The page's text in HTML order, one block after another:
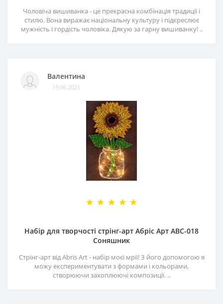
Чоловіча вишиванка - це прекрасна комбінація традиції і
стилю. Вона виражає національну культуру і підкреслює
мужність і гордість чоловіка. Дякую за гарну вишиванку! ..
Валентина
15.06.2023
Набір для творчості стрінг-арт Абріс Арт АВС-018
Соняшник
Стрінг-арт від Abris Art - набір моєї мрії! З його допомогою я
можу експериментувати з формами і кольорами,
створюючи захоплюючі композиції. ..